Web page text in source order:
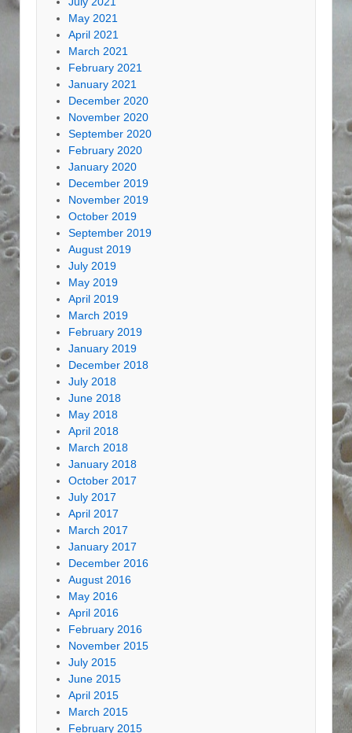
May 2021
April 2021
March 2021
February 2021
January 2021
December 2020
November 2020
September 2020
February 2020
January 2020
December 2019
November 2019
October 2019
September 2019
August 2019
July 2019
May 2019
April 2019
March 2019
February 2019
January 2019
December 2018
July 2018
June 2018
May 2018
April 2018
March 2018
January 2018
October 2017
July 2017
April 2017
March 2017
January 2017
December 2016
August 2016
May 2016
April 2016
February 2016
November 2015
July 2015
June 2015
April 2015
March 2015
February 2015